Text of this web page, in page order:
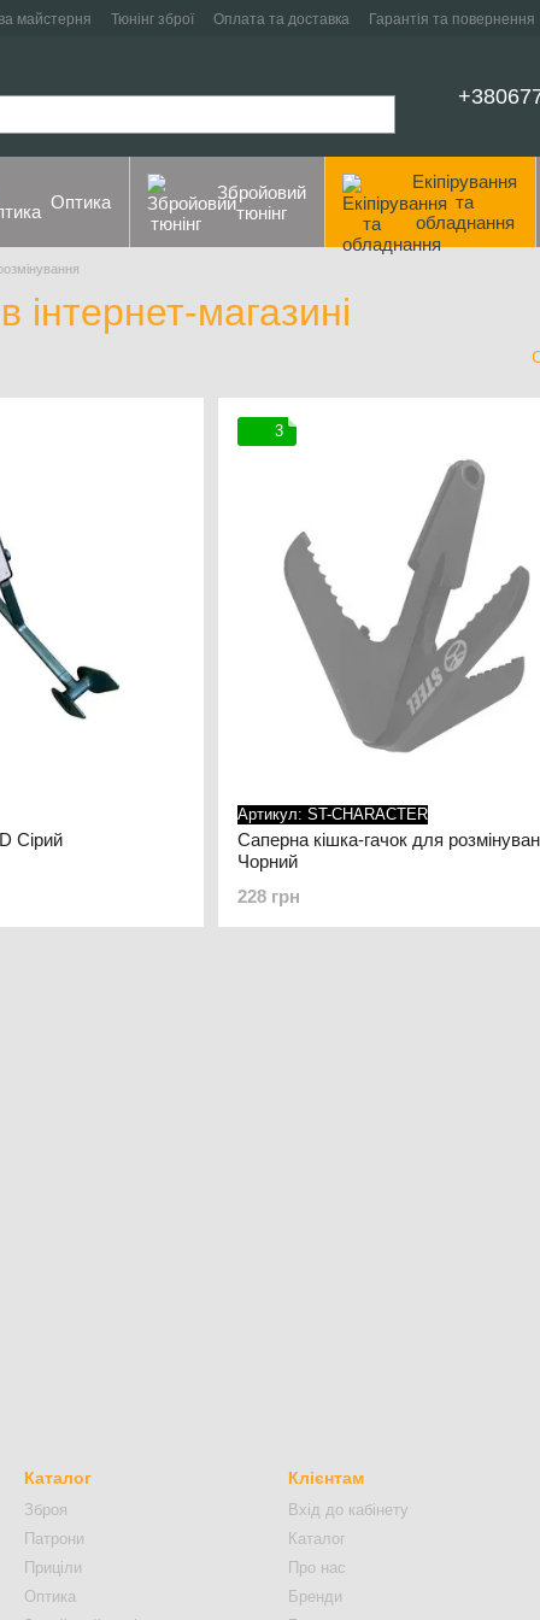
майстерня Тюнінг зброї Оплата та доставка
Гарантія та повернення
Оптика
Збройовий
тюнінг
Екіпірування
та
обладнання
інтернет-магазині
Сірий
3
Артикул: ST-CHARACTER
Саперна кішка-гачок для
Чорний
228 грн
Каталог
Зброя
Патрони
Приціли
Оптика
Клієнтам
Вхід до кабінету
Каталог
Про нас
Бренди